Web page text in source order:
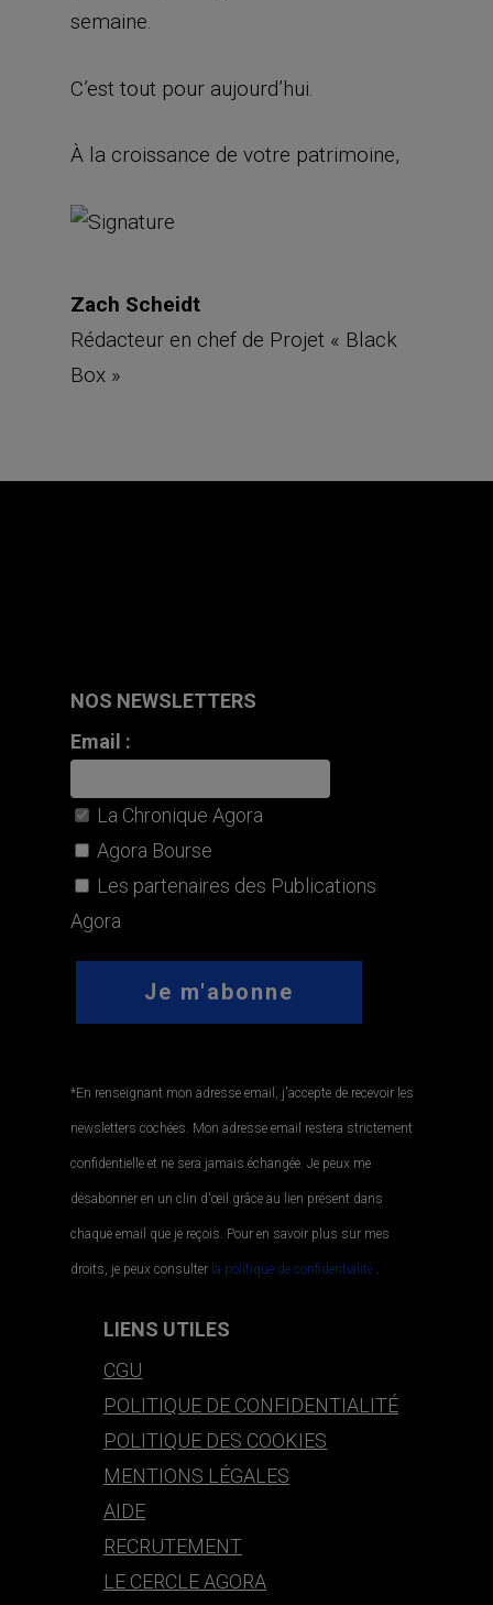
semaine.
C’est tout pour aujourd’hui.
À la croissance de votre patrimoine,
Zach Scheidt
Rédacteur en chef de Projet « Black
Box »
NOS NEWSLETTERS
Email :
La Chronique Agora
Agora Bourse
Les partenaires des Publications
Agora
*En renseignant mon adresse email, j'accepte de recevoir les
newsletters cochées. Mon adresse email restera strictement
confidentielle et ne sera jamais échangée. Je peux me
désabonner en un clin d'œil grâce au lien présent dans
chaque email que je reçois. Pour en savoir plus sur mes
droits, je peux consulter la politique de confidentialité..
LIENS UTILES
CGU
POLITIQUE DE CONFIDENTIALITÉ
POLITIQUE DES COOKIES
MENTIONS LÉGALES
AIDE
RECRUTEMENT
LE CERCLE AGORA